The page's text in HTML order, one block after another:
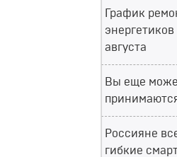
График
энергетиков
августа
Вы еще
Россияне
гибкие